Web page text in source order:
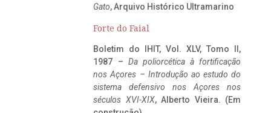
Gato, Arquivo Histórico Ultramarino
Forte do Faial
Boletim do IHIT, Vol. XLV, Tomo II,
1987 – Da poliorcética à fortificação
nos Açores – Introdução ao estudo do
sistema defensivo nos Açores nos
séculos XVI-XIX, Alberto Vieira. (Em